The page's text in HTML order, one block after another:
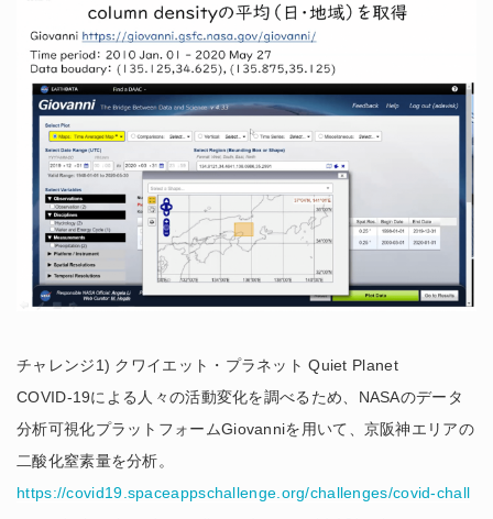
チャレンジ1) クワイエット・プラネット Quiet Planet
COVID-19による人々の活動変化を調べるため、NASAのデータ
分析可視化プラットフォームGiovanniを用いて、京阪神エリアの
二酸化窒素量を分析。
https://covid19.spaceappschallenge.org/challenges/covid-chall